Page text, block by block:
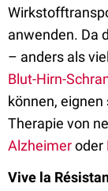
anwenden. Da
– anders als
Blut-Hirn-
können,
Therapie von
Alzheimeroder
Vive la